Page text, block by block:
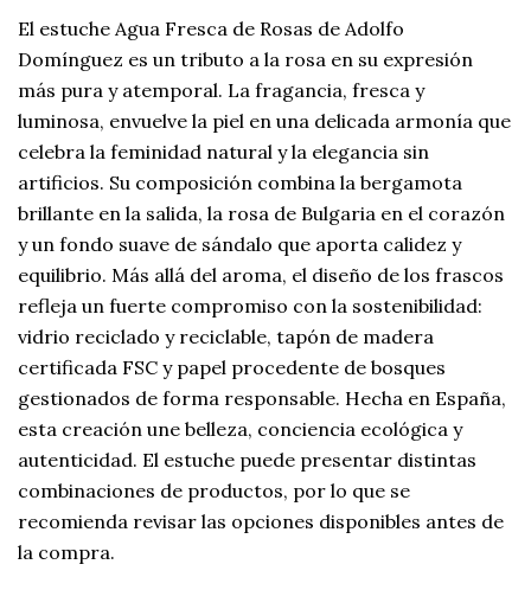
El estuche Agua Fresca de Rosas de Adolfo
Domínguez es un tributo a la rosa en su expresión
más pura y atemporal. La fragancia, fresca y
luminosa, envuelve la piel en una delicada armonía que
celebra la feminidad natural y la elegancia sin
artificios. Su composición combina la bergamota
brillante en la salida, la rosa de Bulgaria en el corazón
y un fondo suave de sándalo que aporta calidez y
equilibrio. Más allá del aroma, el diseño de los frascos
refleja un fuerte compromiso con la sostenibilidad:
vidrio reciclado y reciclable, tapón de madera
certificada FSC y papel procedente de bosques
gestionados de forma responsable. Hecha en España,
esta creación une belleza, conciencia ecológica y
autenticidad. El estuche puede presentar distintas
combinaciones de productos, por lo que se
recomienda revisar las opciones disponibles antes de
la compra.